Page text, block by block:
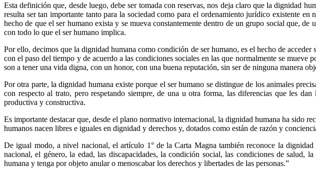
Esta definición que, desde luego, debe ser tomada con reservas, nos deja claro que la dignidad
resulta ser tan importante tanto para la sociedad como para el ordenamiento jurídico existente
hecho de que el ser humano exista y se mueva constantemente dentro de un grupo social que,
con todo lo que el ser humano implica.
Por ello, decimos que la dignidad humana como condición de ser humano, es el hecho de
con el paso del tiempo y de acuerdo a las condiciones sociales en las que normalmente se
son a tener una vida digna, con un honor, con una buena reputación, sin ser de ninguna manera
Por otra parte, la dignidad humana existe porque el ser humano se distingue de los animales
con respecto al trato, pero respetando siempre, de una u otra forma, las diferencias que les
productiva y constructiva.
Es importante destacar que, desde el plano normativo internacional, la dignidad humana ha sido
humanos nacen libres e iguales en dignidad y derechos y, dotados como están de razón y
De igual modo, a nivel nacional, el artículo 1° de la Carta Magna también reconoce la
nacional, el género, la edad, las discapacidades, la condición social, las condiciones de salud,
humana y tenga por objeto anular o menoscabar los derechos y libertades de las personas.”